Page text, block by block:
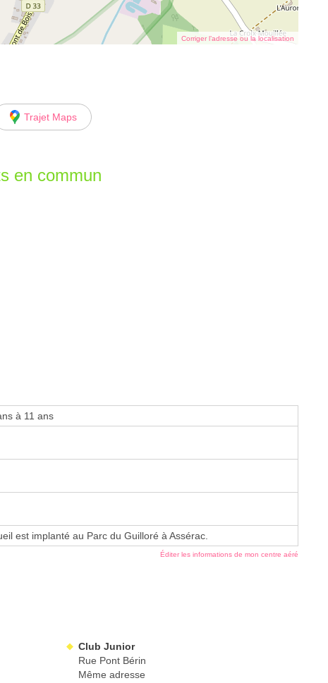
Corriger l’adresse ou la localisation
Trajet Maps
en commun
à 11 ans
est implanté au Parc du Guilloré à Assérac.
Éditer les informations de mon centre aéré
Club Junior
Rue Pont Bérin
Même adresse